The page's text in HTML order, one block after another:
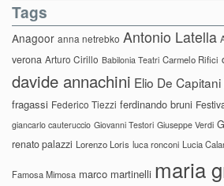
Tags
Anagoor anna netrebko Antonio Latella
verona Arturo Cirillo Babilonia Teatri Carmelo Rifici
davide annachini Elio De Capitani
fragassi Federico Tiezzi ferdinando bruni
giancarlo cauteruccio Giovanni Testori Giuseppe Verdi
renato palazzi Lorenzo Loris luca ronconi Lucia
Famosa Mimosa marco martinelli maria